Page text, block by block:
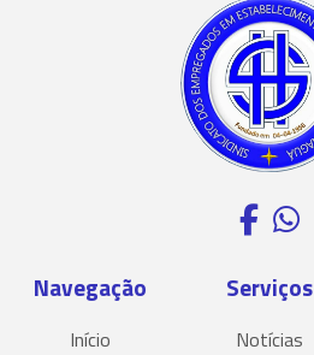
Navegação
Início
Serviços
Notícias